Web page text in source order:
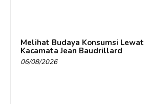
Melihat Budaya Konsumsi Lewat
Kacamata Jean Baudrillard
06/08/2026